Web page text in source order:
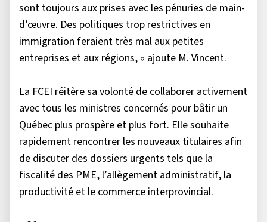
sont toujours aux prises avec les pénuries de main-
d’œuvre. Des politiques trop restrictives en
immigration feraient très mal aux petites
entreprises et aux régions, » ajoute M. Vincent.
La FCEI réitère sa volonté de collaborer activement
avec tous les ministres concernés pour bâtir un
Québec plus prospère et plus fort. Elle souhaite
rapidement rencontrer les nouveaux titulaires afin
de discuter des dossiers urgents tels que la
fiscalité des PME, l’allègement administratif, la
productivité et le commerce interprovincial.